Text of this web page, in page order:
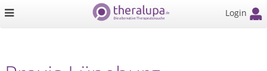
Login